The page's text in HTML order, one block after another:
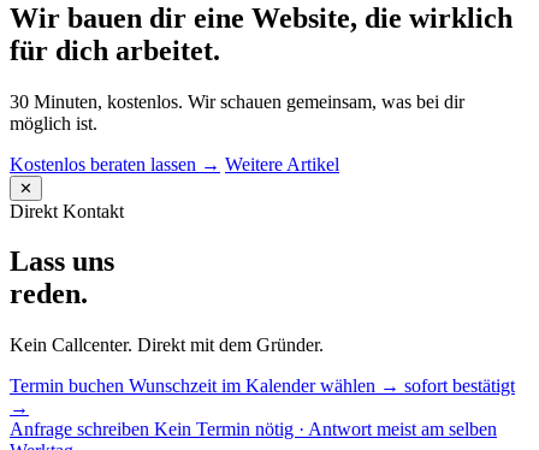
Wir bauen dir eine Website, die wirklich
für dich arbeitet.
30 Minuten, kostenlos. Wir schauen gemeinsam, was bei dir
möglich ist.
Kostenlos beraten lassen → Weitere Artikel
✕
Direkt Kontakt
Lass uns
reden.
Kein Callcenter. Direkt mit dem Gründer.
Termin buchen Wunschzeit im Kalender wählen → sofort bestätigt
→
Anfrage schreiben Kein Termin nötig · Antwort meist am selben